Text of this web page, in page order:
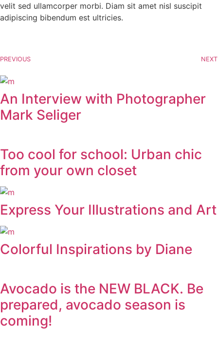
velit sed ullamcorper morbi. Diam sit amet nisl suscipit
adipiscing bibendum est ultricies.
PREVIOUS NEXT
An Interview with Photographer
Mark Seliger
Too cool for school: Urban chic
from your own closet
Express Your Illustrations and Art
Colorful Inspirations by Diane
Avocado is the NEW BLACK. Be
prepared, avocado season is
coming!